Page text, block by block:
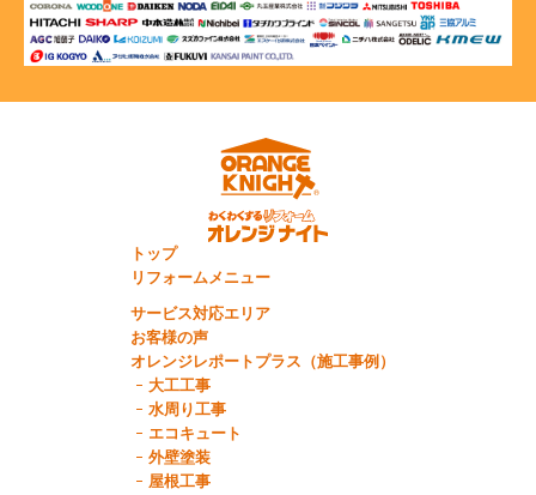
トップ
リフォームメニュー
サービス対応エリア
お客様の声
オレンジレポートプラス（施工事例）
大工工事
水周り工事
エコキュート
外壁塗装
屋根工事